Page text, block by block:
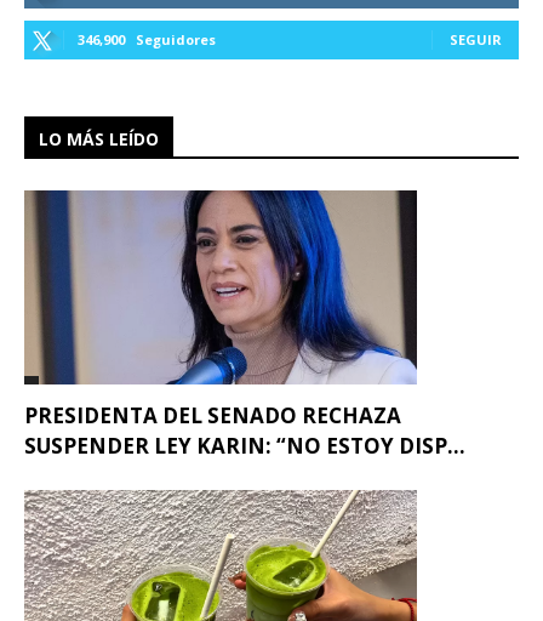
346,900 Seguidores SEGUIR
LO MÁS LEÍDO
PRESIDENTA DEL SENADO RECHAZA
SUSPENDER LEY KARIN: “NO ESTOY DISP...